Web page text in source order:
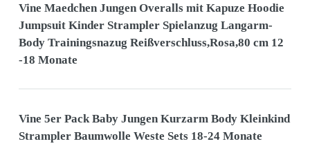
Vine Maedchen Jungen Overalls mit Kapuze Hoodie
Jumpsuit Kinder Strampler Spielanzug Langarm-
Body Trainingsnazug Reißverschluss,Rosa,80 cm 12
-18 Monate
Vine 5er Pack Baby Jungen Kurzarm Body Kleinkind
Strampler Baumwolle Weste Sets 18-24 Monate